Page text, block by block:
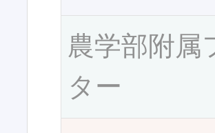
農学部附属
ター